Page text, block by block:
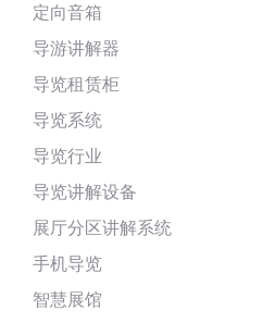
定向音箱
导游讲解器
导览租赁柜
导览系统
导览行业
导览讲解设备
展厅分区讲解系统
手机导览
智慧展馆